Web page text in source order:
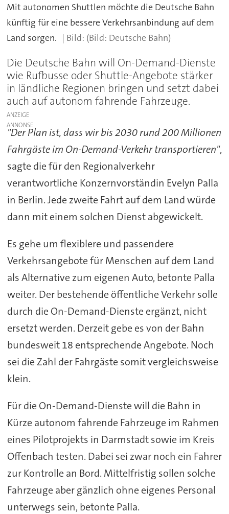
Mit autonomen Shuttlen möchte die Deutsche Bahn
künftig für eine bessere Verkehrsanbindung auf dem
Land sorgen.
(Bild: Deutsche Bahn)
Die Deutsche Bahn will On-Demand-Dienste
wie Rufbusse oder Shuttle-Angebote stärker
in ländliche Regionen bringen und setzt dabei
auch auf autonom fahrende Fahrzeuge.
ANZEIGE
"Der Plan ist, dass wir bis 2030 rund 200 Millionen
Fahrgäste im On-Demand-Verkehr transportieren",
sagte die für den Regionalverkehr
verantwortliche Konzernvorständin Evelyn Palla
in Berlin. Jede zweite Fahrt auf dem Land würde
dann mit einem solchen Dienst abgewickelt.
Es gehe um flexiblere und passendere
Verkehrsangebote für Menschen auf dem Land
als Alternative zum eigenen Auto, betonte Palla
weiter. Der bestehende öffentliche Verkehr solle
durch die On-Demand-Dienste ergänzt, nicht
ersetzt werden. Derzeit gebe es von der Bahn
bundesweit 18 entsprechende Angebote. Noch
sei die Zahl der Fahrgäste somit vergleichsweise
klein.
Für die On-Demand-Dienste will die Bahn in
Kürze autonom fahrende Fahrzeuge im Rahmen
eines Pilotprojekts in Darmstadt sowie im Kreis
Offenbach testen. Dabei sei zwar noch ein Fahrer
zur Kontrolle an Bord. Mittelfristig sollen solche
Fahrzeuge aber gänzlich ohne eigenes Personal
unterwegs sein, betonte Palla.